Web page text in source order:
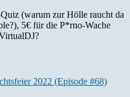
(warum zur Hölle raucht da
5€ für die P*rno-Wache